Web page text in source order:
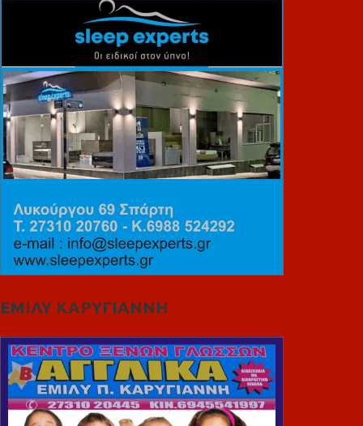
ΕΜΙΛΥ ΚΑΡΥΓΙΑΝΝΗ